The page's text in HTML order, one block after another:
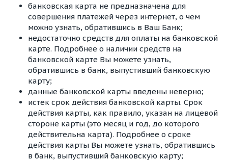
банковская карта не предназначена для
совершения платежей через интернет, о чем
можно узнать, обратившись в Ваш Банк;
недостаточно средств для оплаты на банковской
карте. Подробнее о наличии средств на
банковской карте Вы можете узнать,
обратившись в банк, выпустивший банковскую
карту;
данные банковской карты введены неверно;
истек срок действия банковской карты. Срок
действия карты, как правило, указан на лицевой
стороне карты (это месяц и год, до которого
действительна карта). Подробнее о сроке
действия карты Вы можете узнать, обратившись
в банк, выпустивший банковскую карту;